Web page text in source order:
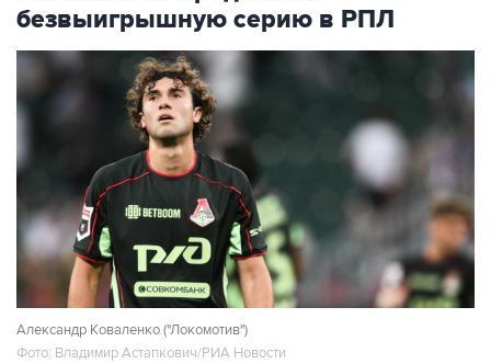
безвыигрышную серию в РПЛ
Александр Коваленко ("Локомотив")
Фото: Владимир Астапкович/РИА Новости